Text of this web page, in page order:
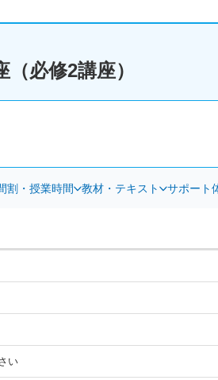
必修2講座）
割・授業時間 教材・テキスト サポート
い